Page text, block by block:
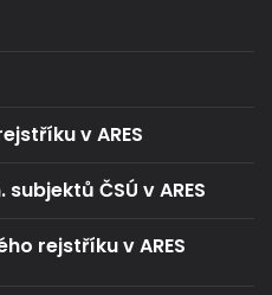
v ARES
ČSÚ v ARES
rejstříku v ARES